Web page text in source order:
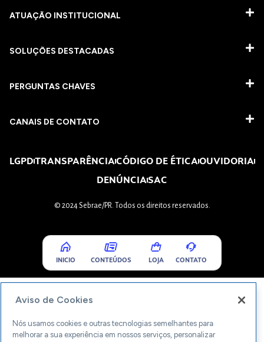
ATUAÇÃO INSTITUCIONAL
SOLUÇÕES DESTACADAS
PERGUNTAS CHAVES​
CANAIS DE CONTATO
LGPDTRANSPARÊNCIACÓDIGO DE ÉTICAOUVIDORIA
DENÚNCIASAC
© 2024 Sebrae/PR. Todos os direitos reservados.
INICIO CONTEÚDOS LOJA CONTATO
Aviso de Cookies
Nós usamos cookies e outras tecnologias semelhantes para
melhorar a sua experiência em nossos serviços, personalizar